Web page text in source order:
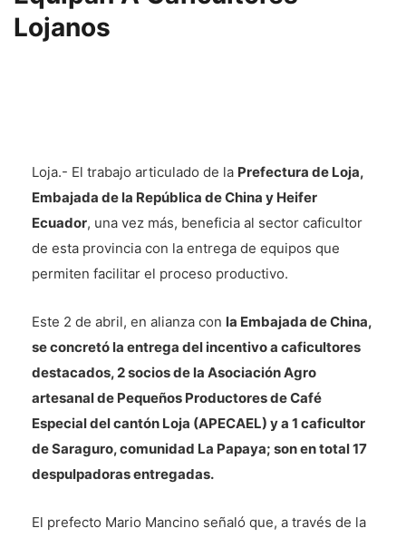
Lojanos
Loja.- El trabajo articulado de la Prefectura de Loja,
Embajada de la República de China y Heifer
Ecuador, una vez más, beneficia al sector caficultor
de esta provincia con la entrega de equipos que
permiten facilitar el proceso productivo.
Este 2 de abril, en alianza con la Embajada de China,
se concretó la entrega del incentivo a caficultores
destacados, 2 socios de la Asociación Agro
artesanal de Pequeños Productores de Café
Especial del cantón Loja (APECAEL) y a 1 caficultor
de Saraguro, comunidad La Papaya; son en total 17
despulpadoras entregadas.
El prefecto Mario Mancino señaló que, a través de la